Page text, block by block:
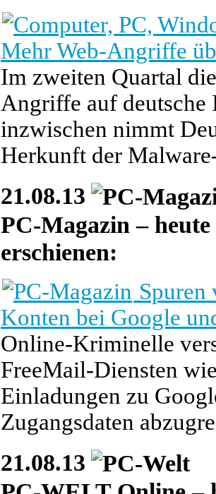
Mehr Web-Angriffe
Im zweiten Quartal
Angriffe auf
inzwischen nimmt
Herkunft der
21.08.13
PC-Magazin –
erschienen:
Spuren
Konten bei Google
Online-Kriminelle
FreeMail-Diensten
Einladungen zu
Zugangsdaten
21.08.13